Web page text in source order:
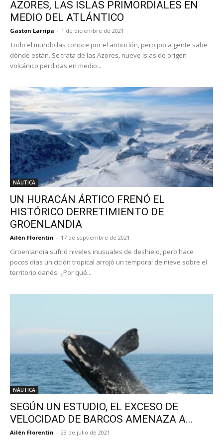
AZORES, LAS ISLAS PRIMORDIALES EN
MEDIO DEL ATLÁNTICO
Gaston Larripa - 1 de diciembre de 2021
Todo el mundo las conoce por el anticiclón, pero poca gente sabe
dónde están. Se trata de las Azores, nueve islas de origen
volcánico perdidas en medio...
NÁUTICA
UN HURACÁN ÁRTICO FRENÓ EL
HISTÓRICO DERRETIMIENTO DE
GROENLANDIA
Ailén Florentin - 17 de septiembre de 2021
Groenlandia sufrió niveles inusuales de deshielo, pero hace
pocos días un ciclón tropical arrojó un temporal de nieve sobre el
territorio danés. ¿Por qué...
NÁUTICA
SEGÚN UN ESTUDIO, EL EXCESO DE
VELOCIDAD DE BARCOS AMENAZA A...
Ailén Florentin - 23 de julio de 2021